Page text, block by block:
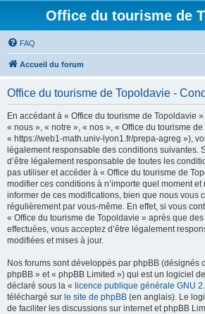
Office du tourisme de
FAQ
Accueil du forum
Office du tourisme de Topoldavie -
En accédant à « Office du tourisme de Topoldavie
« nous », « notre », « nos », « Office du tourisme
« https://web1-math.univ-lyon1.fr/prepa-agreg »),
légalement responsable des conditions suivantes.
d’être légalement responsable de toutes les
pas utiliser et accéder à « Office du tourisme de
modifier ces conditions à n’importe quel moment
informer de ces modifications, bien que nous vous
régulièrement par vous-même. En effet, si vous
« Office du tourisme de Topoldavie » après que
effectuées, vous acceptez d’être légalement
modifiées et mises à jour.
Nos forums sont développés par phpBB (désignés
phpBB » et « phpBB Limited ») qui est un logiciel
déclaré sous la « licence publique générale GNU
téléchargé sur le site de phpBB (en anglais). Le
de faciliter les discussions sur internet et phpBB